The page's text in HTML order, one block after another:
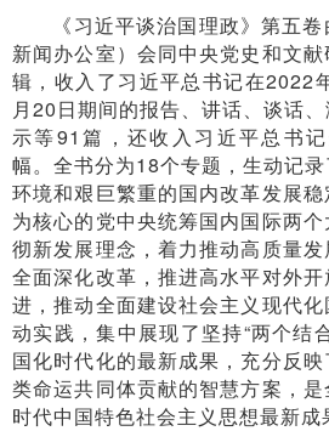
《习近平谈治国理政》第五
新闻办公室）会同中央党史和文
辑，收入了习近平总书记在2022
月20日期间的报告、讲话、谈话
示等91篇，还收入习近平总书
幅。全书分为18个专题，生动记
环境和艰巨繁重的国内改革发展
为核心的党中央统筹国内国际两
彻新发展理念，着力推动高质量
全面深化改革，推进高水平对外
进，推动全面建设社会主义现代
动实践，集中展现了坚持“两个结
国化时代化的最新成果，充分反
类命运共同体贡献的智慧方案，
时代中国特色社会主义思想最新成